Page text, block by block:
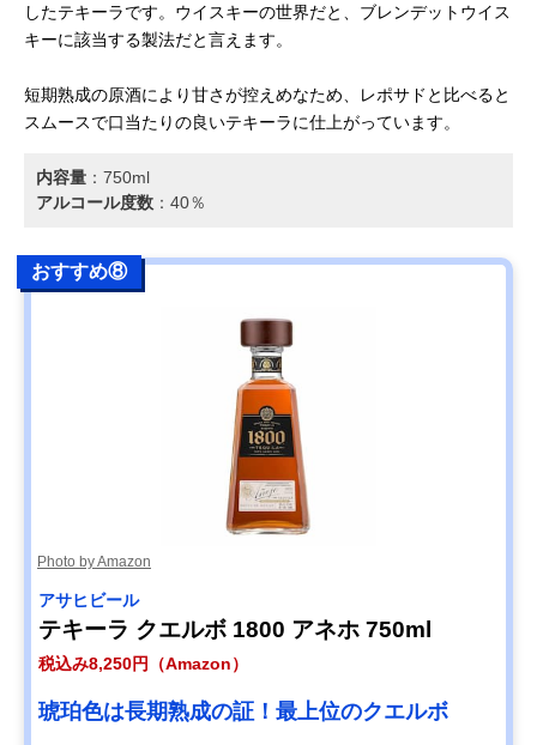
したテキーラです。ウイスキーの世界だと、ブレンデットウイス
キーに該当する製法だと言えます。
短期熟成の原酒により甘さが控えめなため、レポサドと比べると
スムースで口当たりの良いテキーラに仕上がっています。
内容量 ：‎750ml
アルコール度数 ：40％
おすすめ⑧
Photo by Amazon
アサヒビール
テキーラ クエルボ 1800 アネホ 750ml
税込み8,250円（Amazon）
琥珀色は長期熟成の証！最上位のクエルボ